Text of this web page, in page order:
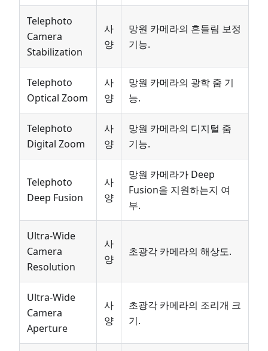
Telephoto
Camera
Stabilization
사
양
망원 카메라의 흔들림 보정
기능.
Telephoto
Optical Zoom
사
양
망원 카메라의 광학 줌 기
능.
Telephoto
Digital Zoom
사
양
망원 카메라의 디지털 줌
기능.
Telephoto
Deep Fusion
사
양
망원 카메라가 Deep
Fusion을 지원하는지 여
부.
Ultra-Wide
Camera
Resolution
사
양
초광각 카메라의 해상도.
Ultra-Wide
Camera
Aperture
사
양
초광각 카메라의 조리개 크
기.